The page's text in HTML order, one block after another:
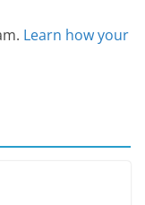
Learn how your